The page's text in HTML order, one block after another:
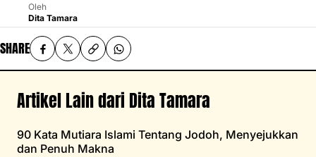
Oleh
Dita Tamara
SHARE
Artikel Lain dari Dita Tamara
90 Kata Mutiara Islami Tentang Jodoh, Menyejukkan
dan Penuh Makna